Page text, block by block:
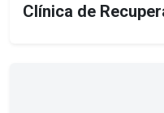
Clínica de